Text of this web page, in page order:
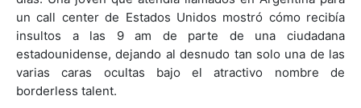
un call center de Estados Unidos mostró cómo recibía
insultos a las 9 am de parte de una ciudadana
estadounidense, dejando al desnudo tan solo una de las
varias caras ocultas bajo el atractivo nombre de
borderless talent.